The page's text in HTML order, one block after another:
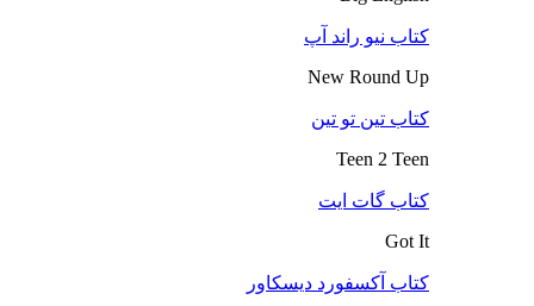
کتاب نیو راند آپ
New Round Up
کتاب تین تو تین
Teen 2 Teen
کتاب گات ایت
Got It
کتاب آکسفورد دیسکاور